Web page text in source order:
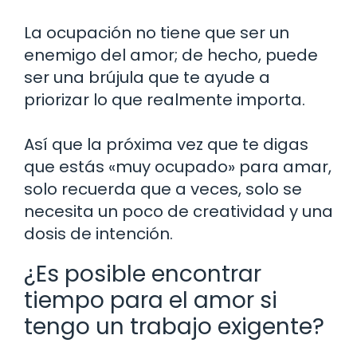
La ocupación no tiene que ser un
enemigo del amor; de hecho, puede
ser una brújula que te ayude a
priorizar lo que realmente importa.
Así que la próxima vez que te digas
que estás «muy ocupado» para amar,
solo recuerda que a veces, solo se
necesita un poco de creatividad y una
dosis de intención.
¿Es posible encontrar
tiempo para el amor si
tengo un trabajo exigente?